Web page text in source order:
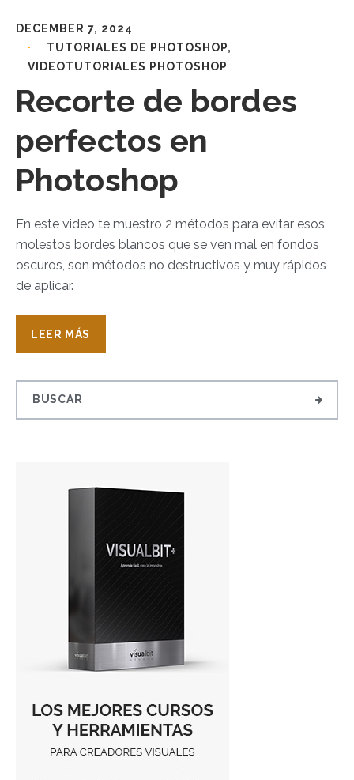
DECEMBER 7, 2024
TUTORIALES DE PHOTOSHOP,
VIDEOTUTORIALES PHOTOSHOP
Recorte de bordes
perfectos en
Photoshop
En este video te muestro 2 métodos para evitar esos
molestos bordes blancos que se ven mal en fondos
oscuros, son métodos no destructivos y muy rápidos
de aplicar.
LEER MÁS